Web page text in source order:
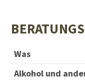
Was
Alkohol und